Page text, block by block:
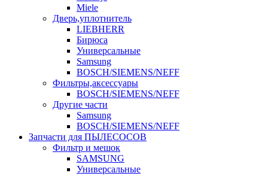
Miele
Дверь,уплотнитель
LIEBHERR
Бирюса
Универсальные
Samsung
BOSCH/SIEMENS/NEFF
Фильтры,аксессуары
BOSCH/SIEMENS/NEFF
Другие части
Samsung
BOSCH/SIEMENS/NEFF
Запчасти для ПЫЛЕСОСОВ
Фильтр и мешок
SAMSUNG
Универсальные